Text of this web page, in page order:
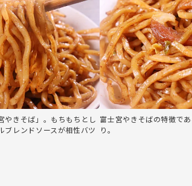
やきそば」。もちもちとし
ブレンドソースが相性バツ
富士宮やきそばの特徴で
り。